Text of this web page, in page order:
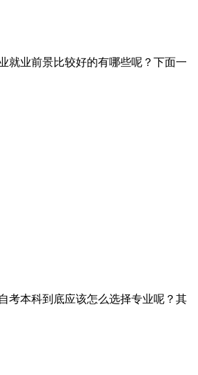
就业前景比较好的有哪些呢？下面一
考本科到底应该怎么选择专业呢？其